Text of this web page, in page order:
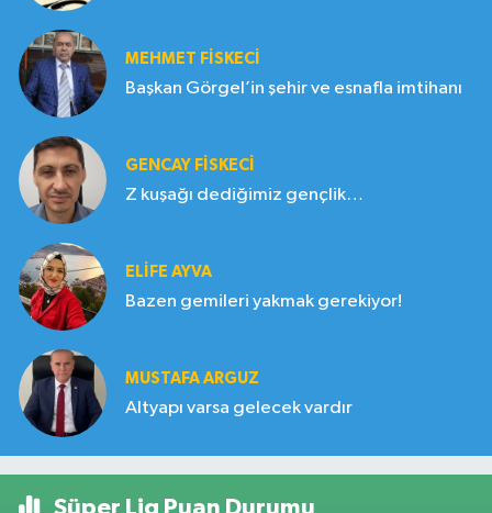
MEHMET FİSKECİ
Başkan Görgel’in şehir ve esnafla imtihanı
GENCAY FİSKECİ
Z kuşağı dediğimiz gençlik…
ELIFE AYVA
Bazen gemileri yakmak gerekiyor!
MUSTAFA ARGUZ
Altyapı varsa gelecek vardır
Süper Lig Puan Durumu